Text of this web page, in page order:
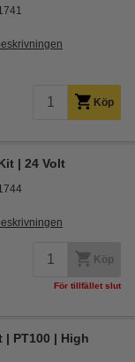
Köp
| 24 Volt
Köp
För tillfället slut
| PT100 | High